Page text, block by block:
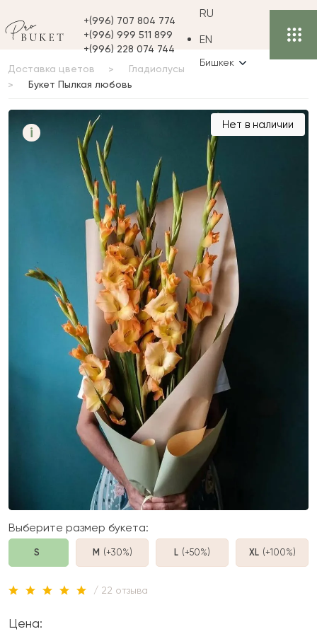
+(996) 707 804 774
+(996) 999 511 899
+(996) 228 074 744
RU
EN
Бишкек
Доставка цветов
Гладиолусы
Букет Пылкая любовь
i
Букет Пылкая любовь Нет в наличии
Выберите размер букета:
S M (+30%) L (+50%) XL (+100%)
/ 22 отзыва
Цена: